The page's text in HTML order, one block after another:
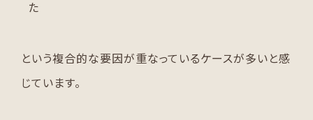
た
という複合的な要因が重なっているケースが多いと感
じています。